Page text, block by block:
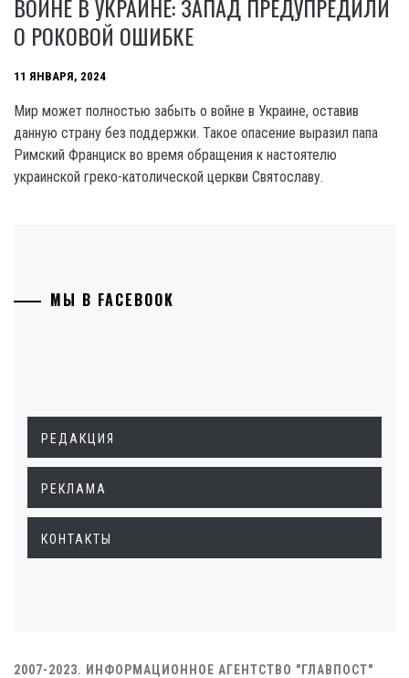
ВОЙНЕ В УКРАИНЕ: ЗАПАД ПРЕДУПРЕДИЛИ
О РОКОВОЙ ОШИБКЕ
11 ЯНВАРЯ, 2024
Мир может полностью забыть о войне в Украине, оставив
данную страну без поддержки. Такое опасение выразил папа
Римский Франциск во время обращения к настоятелю
украинской греко-католической церкви Святославу.
МЫ В FACEBOOK
РЕДАКЦИЯ
РЕКЛАМА
КОНТАКТЫ
2007-2023. ИНФОРМАЦИОННОЕ АГЕНТСТВО "ГЛАВПОСТ"